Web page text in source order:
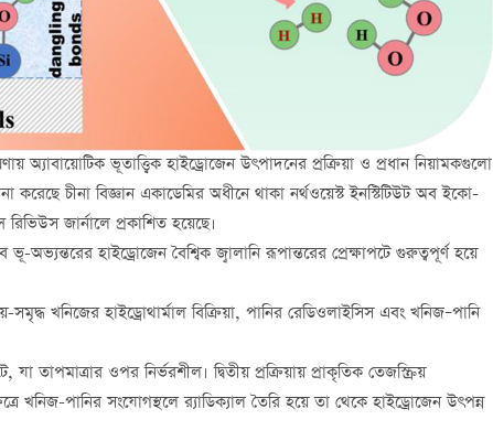
অ্যাবায়োটিক ভূতাত্ত্বিক হাইড্রোজেনউৎপাদনের প্রক্রিয়া ও প্রধান নিয়ামকগুলো
করেছে চীনা বিজ্ঞান একাডেমির অধীনে থাকা নর্থওয়েস্ট ইনস্টিটিউট অব ইকো-
জার্নালে প্রকাশিত হয়েছে।
অভ্যন্তরের হাইড্রোজেন বৈশ্বিক জ্বালানি রূপান্তরের প্রেক্ষাপটে গুরুত্বপূর্ণ হয়ে
খনিজের হাইড্রোথার্মাল বিক্রিয়া, পানির রেডিওলাইসিস এবং খনিজ–পানি
তাপমাত্রার ওপর নির্ভরশীল। দ্বিতীয় প্রক্রিয়ায় প্রাকৃতিক তেজস্ক্রিয়
খনিজ-পানির সংযোগস্থলে র‍্যাডিক্যাল তৈরি হয়ে তা থেকে হাইড্রোজেন উৎপন্ন